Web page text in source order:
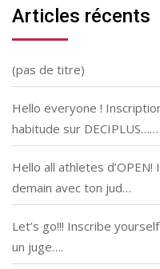
Articles récents
(pas de titre)
Hello everyone !
habitude sur DECIPLUS……
Hello all athletes
demain avec ton jud…
Let’s go!!! Inscribe
un juge….